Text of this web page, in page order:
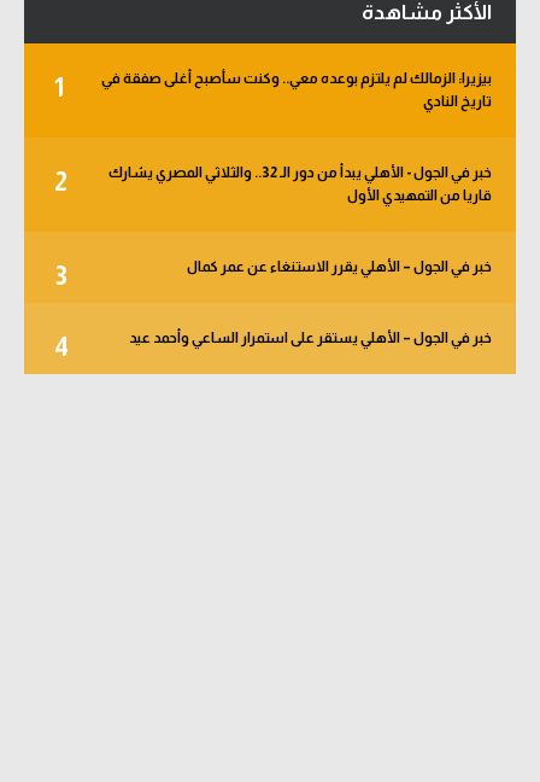
الأكثر مشاهدة
1
بيزيرا: الزمالك لم يلتزم بوعده معي.. وكنت سأصبح أغلى صفقة في
تاريخ النادي
2
خبر في الجول - الأهلي يبدأ من دور الـ 32.. والثلاثي المصري يشارك
قاريا من التمهيدي الأول
3 خبر في الجول – الأهلي يقرر الاستنغاء عن عمر كمال
4 خبر في الجول – الأهلي يستقر على استمرار الساعي وأحمد عيد